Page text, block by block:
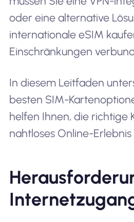
oder eine alternative
internationale eSIM
Einschränkungen
In diesem Leitfaden
besten SIM-
helfen Ihnen, die richtige
nahtloses Online-